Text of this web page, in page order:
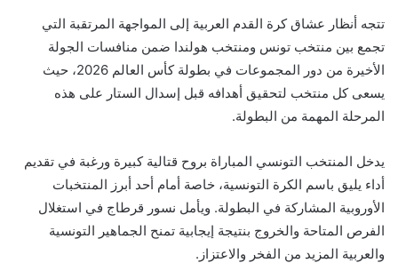
تتجه أنظار عشاق كرة القدم العربية إلى المواجهة المرتقبة التي
تجمع بين منتخب تونس ومنتخب هولندا ضمن منافسات الجولة
الأخيرة من دور المجموعات في بطولة كأس العالم 2026، حيث
يسعى كل منتخب لتحقيق أهدافه قبل إسدال الستار على هذه
المرحلة المهمة من البطولة.
يدخل المنتخب التونسي المباراة بروح قتالية كبيرة ورغبة في تقديم
أداء يليق باسم الكرة التونسية، خاصة أمام أحد أبرز المنتخبات
الأوروبية المشاركة في البطولة. ويأمل نسور قرطاج في استغلال
الفرص المتاحة والخروج بنتيجة إيجابية تمنح الجماهير التونسية
والعربية المزيد من الفخر والاعتزاز.